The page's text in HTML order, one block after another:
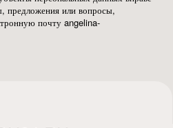
предложения или вопросы,
почту angelina-